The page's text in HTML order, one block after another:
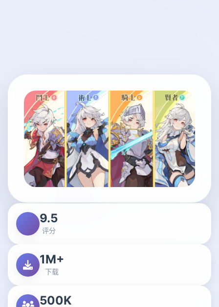
9.5
评分
1M+
下载
500K